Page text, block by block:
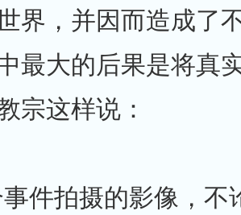
界，并因而造成了
最大的后果是将真
宗这样说：
事件拍摄的影像，不